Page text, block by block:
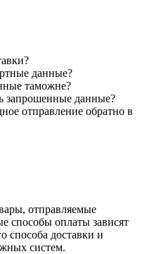
данные?
таможне?
запрошенные данные?
отправление обратно в
отправляемые
способы оплаты зависят
способа доставки и
систем.